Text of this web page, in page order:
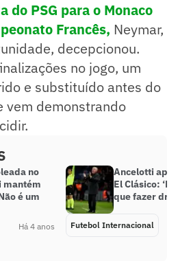
do PSG para o Monaco
Francês, Neymar,
decepcionou.
no jogo, um
e substituído antes do
vem demonstrando
no
mantém
é um
Há 4 anos
Ancelotti
El Clásico:
que fazer
Futebol Internacional